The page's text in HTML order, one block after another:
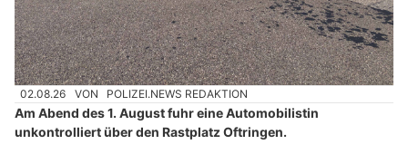
02.08.26 VON POLIZEI.NEWS REDAKTION
Am Abend des 1. August fuhr eine Automobilistin
unkontrolliert über den Rastplatz Oftringen.